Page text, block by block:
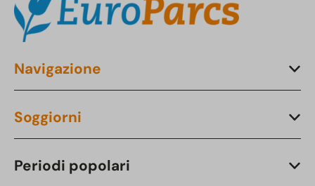
Navigazione
Soggiorni
Periodi popolari